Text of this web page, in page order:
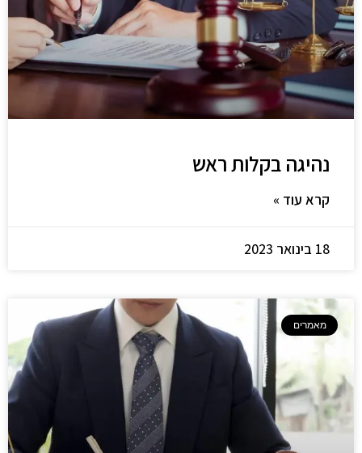
נהיגה בקלות ראש
קרא עוד »
18 בינואר 2023
מאמרים